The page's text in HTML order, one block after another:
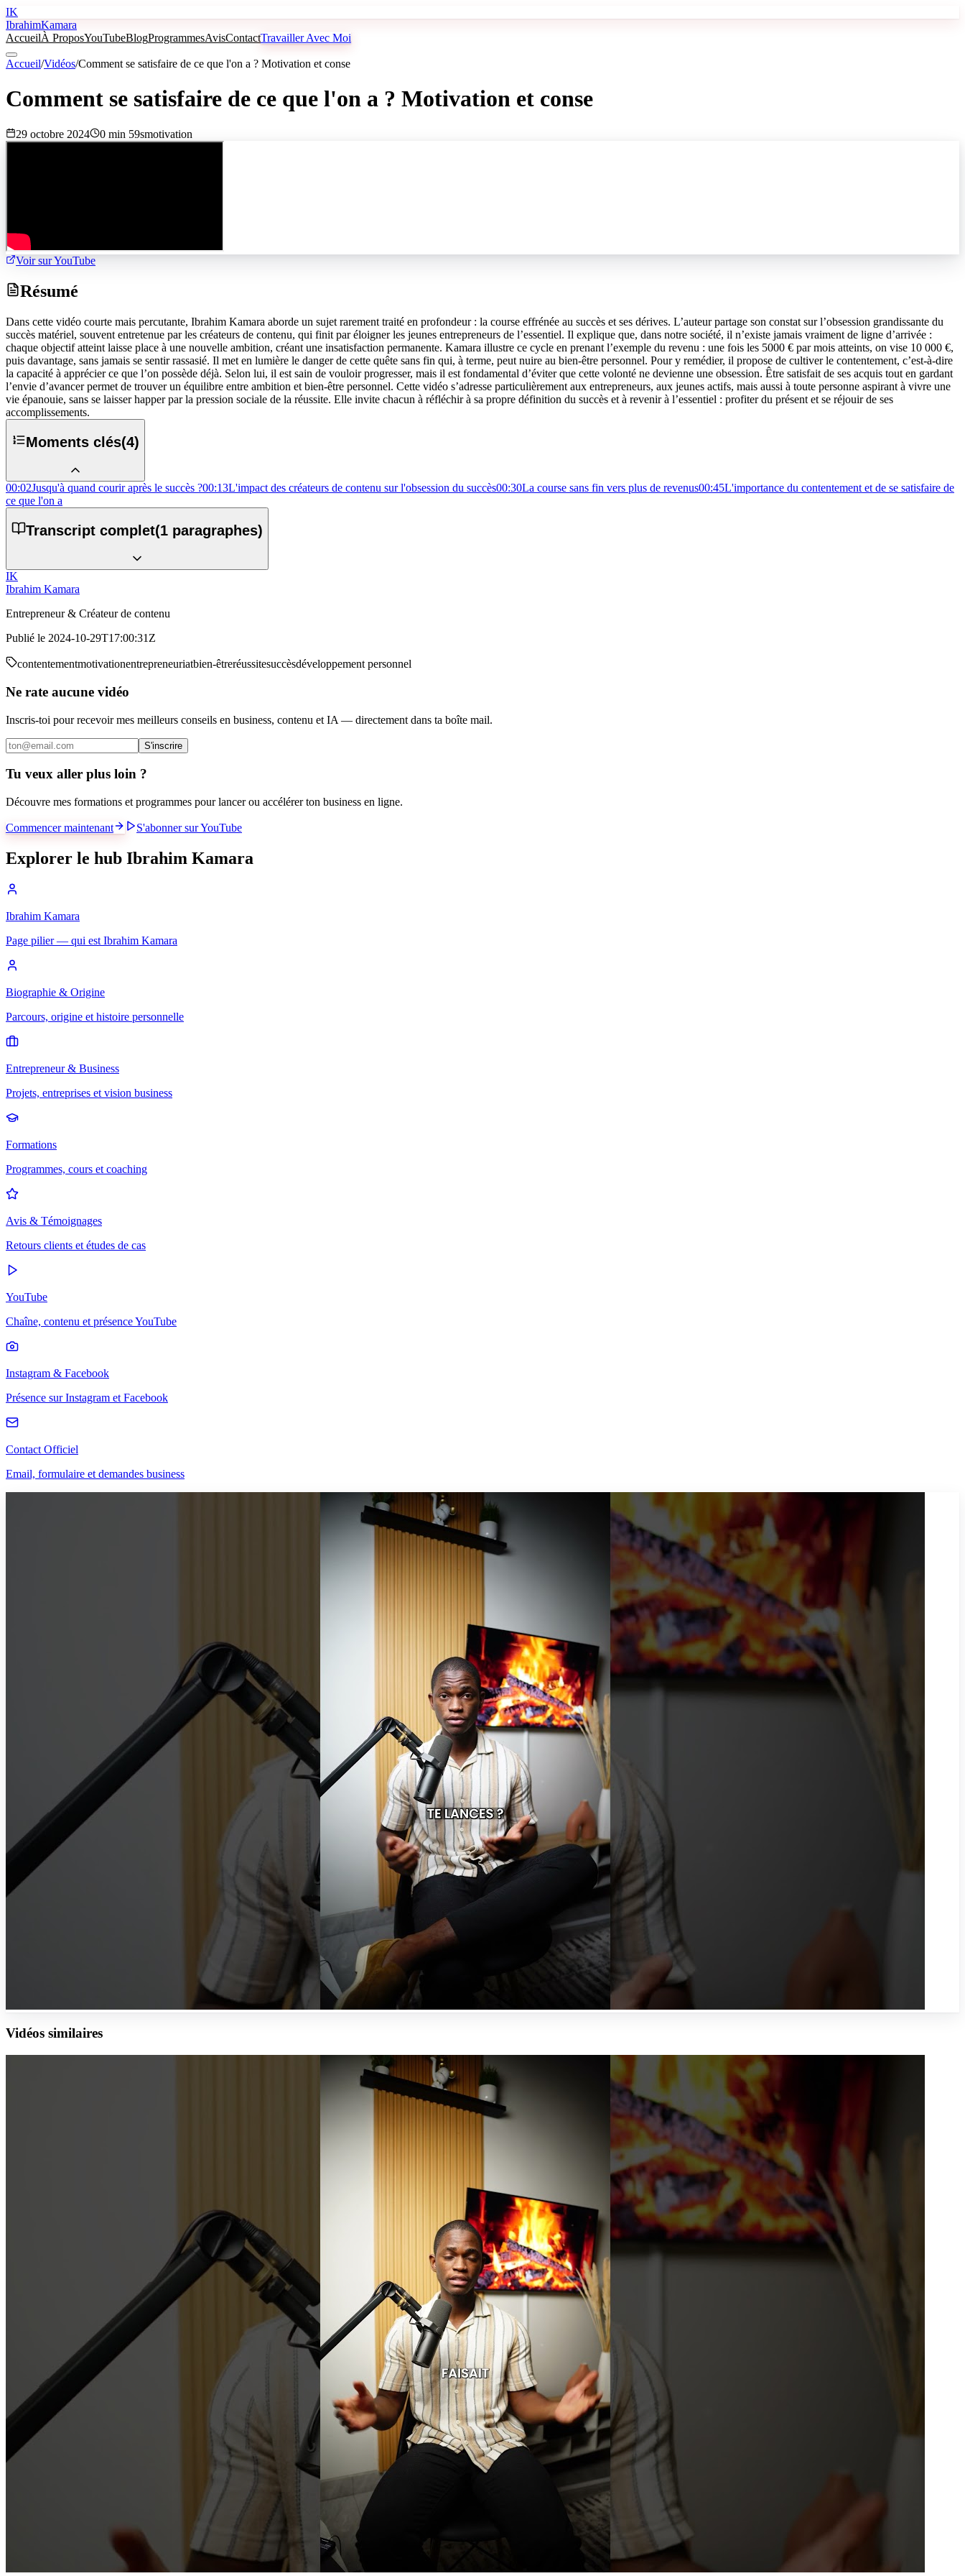
IK
IbrahimKamara
AccueilÀ ProposYouTubeBlogProgrammesAvisContactTravailler Avec Moi
Accueil/Vidéos/Comment se satisfaire de ce que l'on a ? Motivation et conse
Comment se satisfaire de ce que l'on a ? Motivation et conse
29 octobre 2024 0 min 59smotivation
Voir sur YouTube
Résumé
Dans cette vidéo courte mais percutante, Ibrahim Kamara aborde un sujet rarement traité en profondeur : la course effrénée au succès et ses dérives. L’auteur partage son constat sur l’obsession grandissante du
succès matériel, souvent entretenue par les créateurs de contenu, qui finit par éloigner les jeunes entrepreneurs de l’essentiel. Il explique que, dans notre société, il n’existe jamais vraiment de ligne d’arrivée :
chaque objectif atteint laisse place à une nouvelle ambition, créant une insatisfaction permanente. Kamara illustre ce cycle en prenant l’exemple du revenu : une fois les 5000 € par mois atteints, on vise 10 000 €,
puis davantage, sans jamais se sentir rassasié. Il met en lumière le danger de cette quête sans fin qui, à terme, peut nuire au bien-être personnel. Pour y remédier, il propose de cultiver le contentement, c’est-à-dire
la capacité à apprécier ce que l’on possède déjà. Selon lui, il est sain de vouloir progresser, mais il est fondamental d’éviter que cette volonté ne devienne une obsession. Être satisfait de ses acquis tout en gardant
l’envie d’avancer permet de trouver un équilibre entre ambition et bien-être personnel. Cette vidéo s’adresse particulièrement aux entrepreneurs, aux jeunes actifs, mais aussi à toute personne aspirant à vivre une
vie épanouie, sans se laisser happer par la pression sociale de la réussite. Elle invite chacun à réfléchir à sa propre définition du succès et à revenir à l’essentiel : profiter du présent et se réjouir de ses
accomplissements.
Moments clés(4)
00:02Jusqu'à quand courir après le succès ?00:13L'impact des créateurs de contenu sur l'obsession du succès00:30La course sans fin vers plus de revenus00:45L'importance du contentement et de se satisfaire de
ce que l'on a
Transcript complet(1 paragraphes)
IK
Ibrahim Kamara
Entrepreneur & Créateur de contenu
Publié le 2024-10-29T17:00:31Z
contentementmotivationentrepreneuriatbien-êtreréussitesuccèsdéveloppement personnel
Ne rate aucune vidéo
Inscris-toi pour recevoir mes meilleurs conseils en business, contenu et IA — directement dans ta boîte mail.
S'inscrire
Tu veux aller plus loin ?
Découvre mes formations et programmes pour lancer ou accélérer ton business en ligne.
Commencer maintenant S'abonner sur YouTube
Explorer le hub Ibrahim Kamara
Ibrahim Kamara
Page pilier — qui est Ibrahim Kamara
Biographie & Origine
Parcours, origine et histoire personnelle
Entrepreneur & Business
Projets, entreprises et vision business
Formations
Programmes, cours et coaching
Avis & Témoignages
Retours clients et études de cas
YouTube
Chaîne, contenu et présence YouTube
Instagram & Facebook
Présence sur Instagram et Facebook
Contact Officiel
Email, formulaire et demandes business
Vidéos similaires